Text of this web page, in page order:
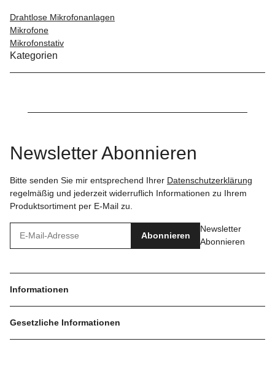
Drahtlose Mikrofonanlagen
Mikrofone
Mikrofonstativ
Kategorien
Newsletter Abonnieren
Bitte senden Sie mir entsprechend Ihrer Datenschutzerklärung
regelmäßig und jederzeit widerruflich Informationen zu Ihrem
Produktsortiment per E-Mail zu.
Abonnieren
Newsletter
Abonnieren
Informationen
Gesetzliche Informationen